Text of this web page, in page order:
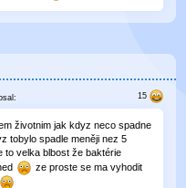
životnim jak kdyz neco spadne
tobylo spadle meněji nez 5
to velka blbost že baktérie
ze proste se ma vyhodit